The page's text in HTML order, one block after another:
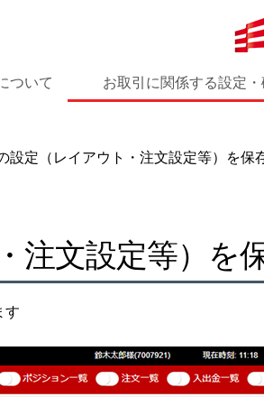
ついて お取引に関係する設定
設定（レイアウト・注文設定等）を保
注文設定等）を
す